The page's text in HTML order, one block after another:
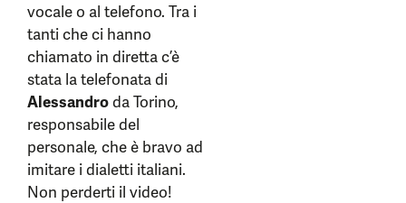
vocale o al telefono. Tra i
tanti che ci hanno
chiamato in diretta c’è
stata la telefonata di
Alessandroda Torino,
responsabile del
personale, che è bravo ad
imitare i dialetti italiani.
Non perderti il video!